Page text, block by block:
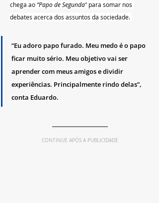
chega ao “Papo de Segunda” para somar nos
debates acerca dos assuntos da sociedade.
“Eu adoro papo furado. Meu medo é o papo
ficar muito sério. Meu objetivo vai ser
aprender com meus amigos e dividir
experiências. Principalmente rindo delas”,
conta Eduardo.
CONTINUE APÓS A PUBLICIDADE